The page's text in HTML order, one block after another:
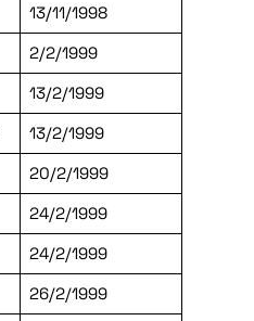
13/11/1998
2/2/1999
13/2/1999
13/2/1999
20/2/1999
24/2/1999
24/2/1999
26/2/1999